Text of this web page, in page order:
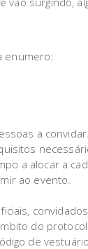
enumero:
a convidar.
a alocar a
ao evento.
do
de